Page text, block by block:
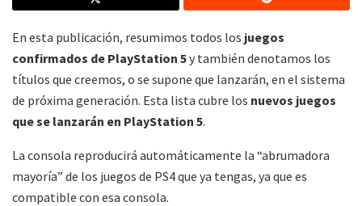
En esta publicación, resumimos todos los juegos
confirmados de PlayStation 5y también denotamos los
títulos que creemos, o se supone que lanzarán, en el sistema
de próxima generación. Esta lista cubre los nuevos juegos
que se lanzarán en PlayStation 5.
La consola reproducirá automáticamente la “abrumadora
mayoría” de los juegos de PS4 que ya tengas, ya que es
compatible con esa consola.